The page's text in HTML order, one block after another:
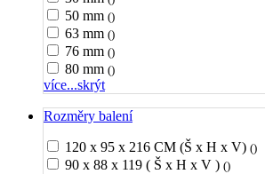
50 mm ()
63 mm ()
76 mm ()
80 mm ()
více...skrýt
Rozměry balení
120 x 95 x 216 CM (Š x H x V) ()
90 x 88 x 119 ( Š x H x V ) ()